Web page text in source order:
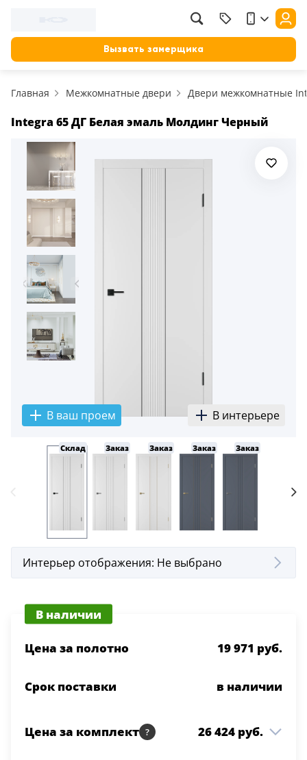
Вызвать замерщика
Главная Межкомнатные двери Двери межкомнатные
Integra 65 ДГ Белая эмаль Молдинг Черный
В ваш проем В интерьере
Склад Заказ Заказ Заказ Заказ
Интерьер отображения: Не выбрано
В наличии
Цена за полотно 19 971 руб.
Срок поставки в наличии
Цена за комплект 26 424 руб.